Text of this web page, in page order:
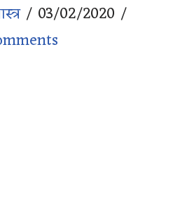
03/02/2020